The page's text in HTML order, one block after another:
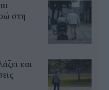
στη
και